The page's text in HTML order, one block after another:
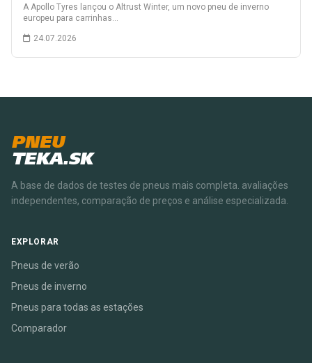
A Apollo Tyres lançou o Altrust Winter, um novo pneu de inverno
europeu para carrinhas…
24.07.2026
PNEU
TEKA.SK
A base de dados de testes de pneus mais completa. avaliações
independentes, comparação de preços e análise especializada.
EXPLORAR
Pneus de verão
Pneus de inverno
Pneus para todas as estações
Comparador